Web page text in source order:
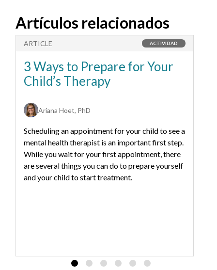
Artículos relacionados
ARTICLE ACTIVIDAD
3 Ways to Prepare for Your
Child’s Therapy
Ariana Hoet, PhD
Scheduling an appointment for your child to see a
mental health therapist is an important first step.
While you wait for your first appointment, there
are several things you can do to prepare yourself
and your child to start treatment.